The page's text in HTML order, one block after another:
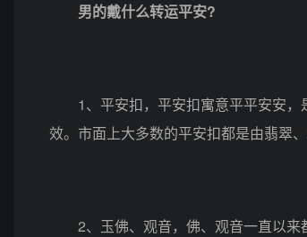
男的戴什么转运平安?
1、平安扣，平安扣寓意平平安安，
效。市面上大多数的平安扣都是由翡翠
2、玉佛、观音，佛、观音一直以来